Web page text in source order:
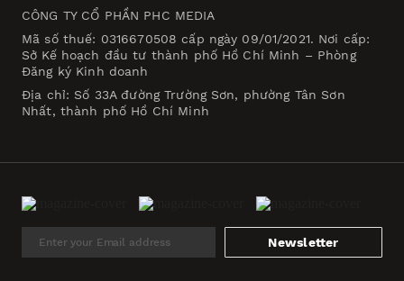
CÔNG TY CỔ PHẦN PHC MEDIA
Mã số thuế: 0316670508 cấp ngày 09/01/2021. Nơi cấp:
Sở Kế hoạch đầu tư thành phố Hồ Chí Minh – Phòng
Đăng ký Kinh doanh
Địa chỉ: Số 33A đường Trường Sơn, phường Tân Sơn
Nhất, thành phố Hồ Chí Minh
Newsletter